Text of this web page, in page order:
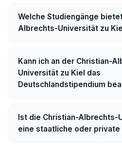
Welche Studiengänge
Albrechts-Universität zu
Kann ich an der Christian-
Universität zu Kiel das
Deutschlandstipendium
Ist die Christian-Albrechts-
eine staatliche oder private